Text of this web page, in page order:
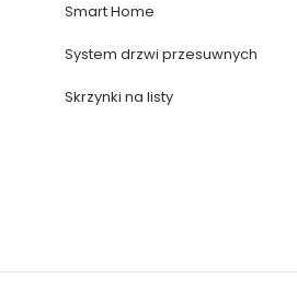
Smart Home
System drzwi przesuwnych
Skrzynki na listy